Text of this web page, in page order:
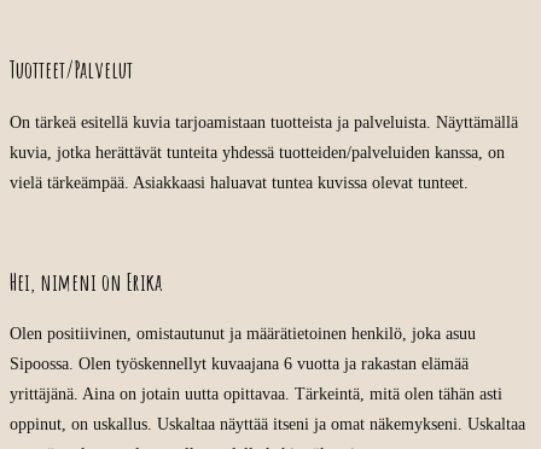
Tuotteet/Palvelut
On tärkeä esitellä kuvia tarjoamistaan tuotteista ja palveluista. Näyttämällä
kuvia, jotka herättävät tunteita yhdessä tuotteiden/palveluiden kanssa, on
vielä tärkeämpää. Asiakkaasi haluavat tuntea kuvissa olevat tunteet.
Hei, nimeni on Erika
Olen positiivinen, omistautunut ja määrätietoinen henkilö, joka asuu
Sipoossa. Olen työskennellyt kuvaajana 6 vuotta ja rakastan elämää
yrittäjänä. Aina on jotain uutta opittavaa. Tärkeintä, mitä olen tähän asti
oppinut, on uskallus. Uskaltaa näyttää itseni ja omat näkemykseni. Uskaltaa